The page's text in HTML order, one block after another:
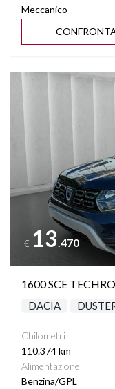
Meccanico
Vedi dettagli
€ 13.470
1600 SCE
DACIA
Chilometri
110.374 km
Alimentazione
Benzina/GPL